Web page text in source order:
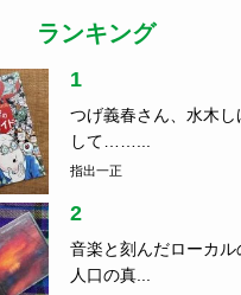
ランキング
1
つげ義春さん、水木し
して……...
指出一正
2
音楽と刻んだローカ
人口の真...